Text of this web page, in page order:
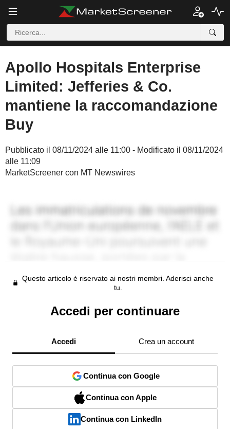
Apollo Hospitals Enterprise
Limited: Jefferies & Co.
mantiene la raccomandazione
Buy
Pubblicato il 08/11/2024 alle 11:00 - Modificato il 08/11/2024
alle 11:09
MarketScreener con MT Newswires
Questo articolo è riservato ai nostri membri. Aderisci anche
tu.
Accedi per continuare
Accedi Crea un account
Continua con Google
Continua con Apple
Continua con LinkedIn